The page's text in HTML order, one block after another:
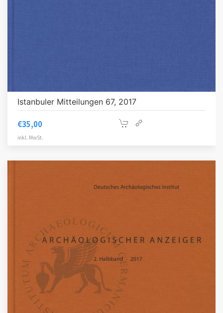
Istanbuler Mitteilungen 67, 2017
€35,00
inkl. MwSt.